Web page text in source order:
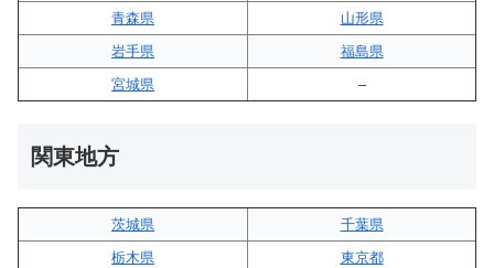
青森県
山形県
岩手県
福島県
宮城県
–
関東地方
茨城県
千葉県
栃木県
東京都